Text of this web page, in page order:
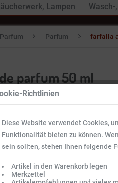
Lampen Wasch-
Parfum Parfum farfalla
parfum 50 ml
Richtlinien
Diese Website verwendet Cookies,
Funktionalität bieten zu können.
sein sollten, stehen Ihnen folgende
Artikel in den Warenkorb legen
Merkzettel